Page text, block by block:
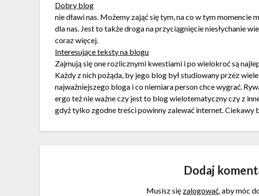
Dobry blog
nie dławi nas. Możemy zająć się tym, na co w tym momencie
dla nas. Jest to także droga na przyciągnięcie niesłychanie
coraz więcej.
Interesujące teksty na blogu
Zajmują się one rozlicznymi kwestiami i po wielokroć są
Każdy z nich pożąda, by jego blog był studiowany przez
najważniejszego bloga i co niemiara person chce wygrać.
ergo też nie ważne czy jest to blog wielotematyczny czy z
gdyż tylko zgodne treści powinny zalewać internet. Ciekawy
Dodaj
Musisz się zalogować, aby móc